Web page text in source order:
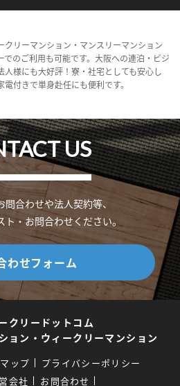
リーマンション・マンスリーマンション
のご利用も可能です。大阪への連泊・ビジ
様にも大好評！寮・社宅としても安心し
付きで単身赴任にも便利です。
US
合わせや法人契約等、
ト・お問合わせください。
わせフォーム
クリードットコム
ョン・ウィークリーマンション
ップ
プライバシーポリシー
会社
お問合わせ